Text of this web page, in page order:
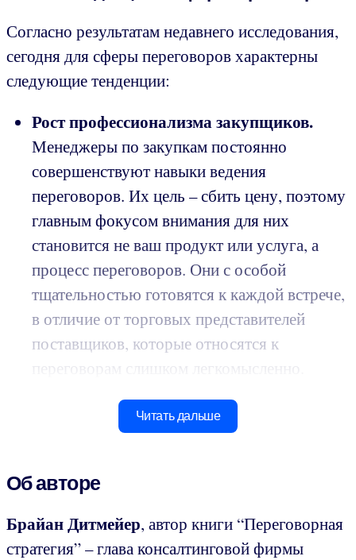
Согласно результатам недавнего исследования,
сегодня для сферы переговоров характерны
следующие тенденции:
Рост профессионализма закупщиков.
Менеджеры по закупкам постоянно
совершенствуют навыки ведения
переговоров. Их цель – сбить цену, поэтому
главным фокусом внимания для них
становится не ваш продукт или услуга, а
процесс переговоров. Они с особой
тщательностью готовятся к каждой встрече,
в отличие от торговых представителей
поставщиков, которые относятся к
Читать дальше
Об авторе
Брайан Дитмейер, автор книги “Переговорная
стратегия” – глава консалтинговой фирмы